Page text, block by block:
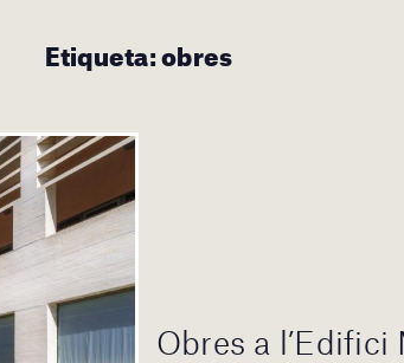
Etiqueta:obres
Obres a l’Edifici